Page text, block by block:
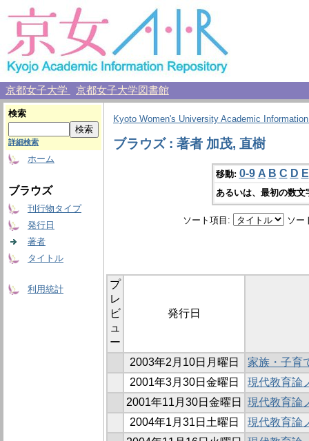
京都女子大学 京都女子大学図書館
検索
詳細検索
ホーム
ブラウズ
刊行物タイプ
発行日
著者
タイトル
利用統計
Kyoto Women's University Academic
ブラウズ : 著者 加茂, 直樹
移動: 0-9 A B C D E
あるいは、最初の数
ソート項目: ソー
プ
レ
ビ
ュ
ー
発行日
2003年2月10日月曜日
家族・子育
2001年3月30日金曜日
現代教育論
2001年11月30日金曜日
現代教育論
2004年1月31日土曜日
現代教育論